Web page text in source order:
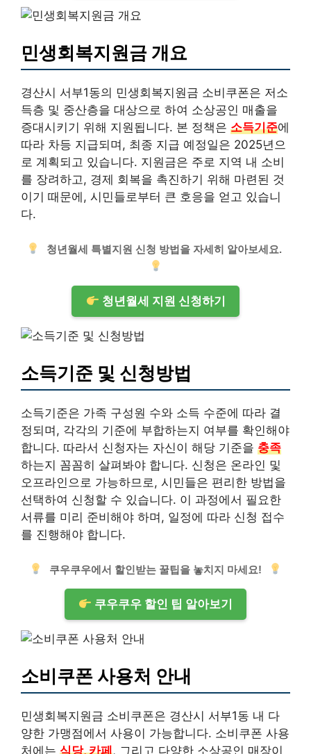
민생회복지원금 개요
경산시 서부1동의 민생회복지원금 소비쿠폰은 저소
득층 및 중산층을 대상으로 하여 소상공인 매출을
증대시키기 위해 지원됩니다. 본 정책은 소득기준에
따라 차등 지급되며, 최종 지급 예정일은 2025년으
로 계획되고 있습니다. 지원금은 주로 지역 내 소비
를 장려하고, 경제 회복을 촉진하기 위해 마련된 것
이기 때문에, 시민들로부터 큰 호응을 얻고 있습니
다.
청년월세 특별지원 신청 방법을 자세히 알아보세요.
청년월세 지원 신청하기
소득기준 및 신청방법
소득기준은 가족 구성원 수와 소득 수준에 따라 결
정되며, 각각의 기준에 부합하는지 여부를 확인해야
합니다. 따라서 신청자는 자신이 해당 기준을 충족
하는지 꼼꼼히 살펴봐야 합니다. 신청은 온라인 및
오프라인으로 가능하므로, 시민들은 편리한 방법을
선택하여 신청할 수 있습니다. 이 과정에서 필요한
서류를 미리 준비해야 하며, 일정에 따라 신청 접수
를 진행해야 합니다.
쿠우쿠우에서 할인받는 꿀팁을 놓치지 마세요!
쿠우쿠우 할인 팁 알아보기
소비쿠폰 사용처 안내
민생회복지원금 소비쿠폰은 경산시 서부1동 내 다
양한 가맹점에서 사용이 가능합니다. 소비쿠폰 사용
처에는 식당, 카페, 그리고 다양한 소상공인 매장이